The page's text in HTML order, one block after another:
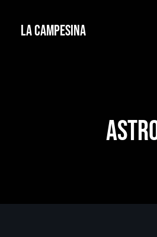
La Campesina